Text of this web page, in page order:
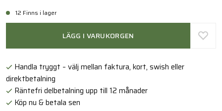
12 Finns i lager
LÄGG I VARUKORGEN
Handla tryggt – välj mellan faktura, kort, swish eller
direktbetalning
Räntefri delbetalning upp till 12 månader
Köp nu & betala sen